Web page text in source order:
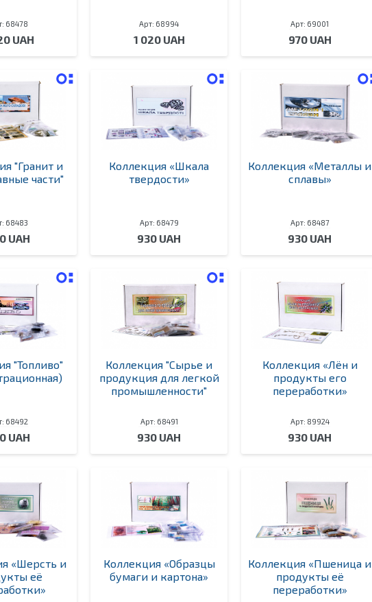
68478
UAH
Арт: 68994
1 020 UAH
Арт: 69001
970 UAH
"Гранит и
части"
68483
UAH
Коллекция «Шкала
твердости»
Арт: 68479
930 UAH
Коллекция «Металлы и
сплавы»
Арт: 68487
930 UAH
"Топливо"
68492
UAH
Коллекция "Сырье и
продукция для легкой
промышленности"
Арт: 68491
930 UAH
Коллекция «Лён и
продукты его
переработки»
Арт: 89924
930 UAH
«Шерсть и
её
Коллекция «Образцы
бумаги и картона»
Коллекция «Пшеница и
продукты её
переработки»